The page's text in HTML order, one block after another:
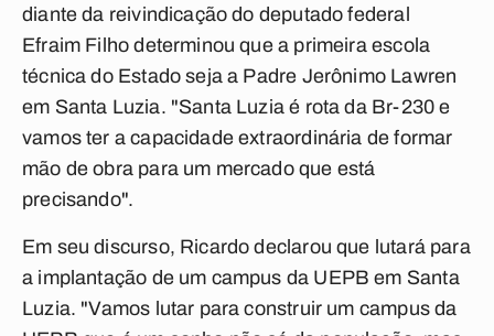
diante da reivindicação do deputado federal
Efraim Filho determinou que a primeira escola
técnica do Estado seja a Padre Jerônimo Lawren
em Santa Luzia. "Santa Luzia é rota da Br-230 e
vamos ter a capacidade extraordinária de formar
mão de obra para um mercado que está
precisando".
Em seu discurso, Ricardo declarou que lutará para
a implantação de um campus da UEPB em Santa
Luzia. "Vamos lutar para construir um campus da